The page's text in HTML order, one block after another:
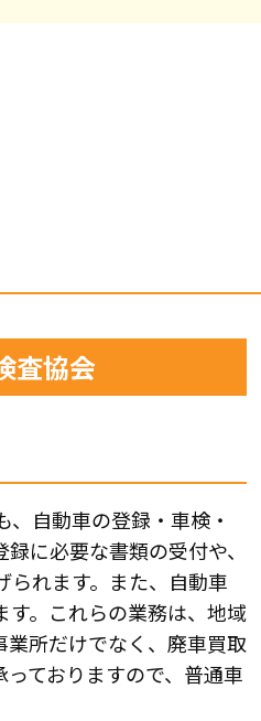
査協会
自動車の登録・車検・
に必要な書類の受付や、
れます。また、自動車
。これらの業務は、地域
所だけでなく、廃車買取
ておりますので、普通車